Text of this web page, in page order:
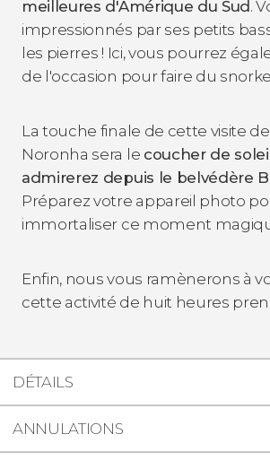
meilleures d'Amérique du Sud.
impressionnés par ses petits
les pierres ! Ici, vous pourrez
de l'occasion pour faire du
La touche finale de cette visite
Noronha sera le coucher de
admirerez depuis le belvédère
Préparez votre appareil photo
immortaliser ce moment
Enfin, nous vous ramènerons à
cette activité de huit heures
DÉTAILS
ANNULATIONS